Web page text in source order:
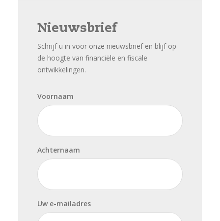
Nieuwsbrief
Schrijf u in voor onze nieuwsbrief en blijf op
de hoogte van financiële en fiscale
ontwikkelingen.
Voornaam
Achternaam
Uw e-mailadres